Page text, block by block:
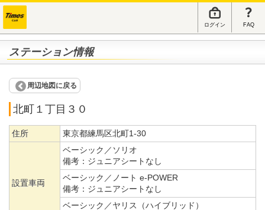
ログイン FAQ
ステーション情報
周辺地図に戻る
北町１丁目３０
住所 東京都練馬区北町1-30
設置車両
ベーシック／ソリオ
備考： ジュニアシートなし
ベーシック／ノート e-POWER
備考： ジュニアシートなし
ベーシック／ヤリス（ハイブリッド）